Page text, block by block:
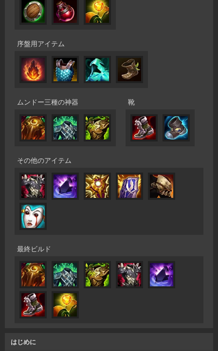
序盤用アイテム
ムンドー三種の神器 靴
その他のアイテム
最終ビルド
はじめに